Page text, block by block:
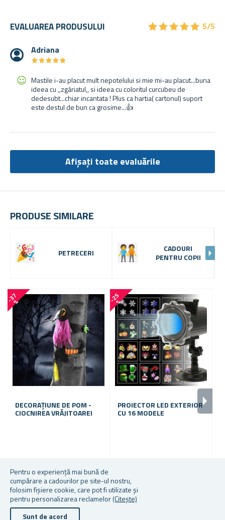
Pentru o experiență mai bună de
cumpărare a cadourilor pe site-ul nostru,
folosim fișiere cookie, care pot fi utilizate și
pentru personalizarea reclamelor(Citește)
Sunt de acord
PRODUSE SIMILARE
PETRECERI
CADOURI
PENTRU COPII
-
3
7
%
DECORAȚIUNE DE POM -
CIOCNIREA VRĂJITOAREI
52,17 lei
În stoc
-
2
5
%
PROIECTOR LED EXTERIOR
CU 16 MODELE
156,92 lei
EVALUAREA PRODUSULUI ★★★★★
★★★★★ 5/5
Adriana
★★★★★
★★★★★
Mastile i-au placut mult nepotelului si mie mi-au placut...buna
ideea cu ,,zgâriatul,, si ideea cu coloritul curcubeu de
dedesubt...chiar incantata ! Plus ca hartia( cartonul) suport
este destul de bun ca grosime...👍
Afișați toate evaluările